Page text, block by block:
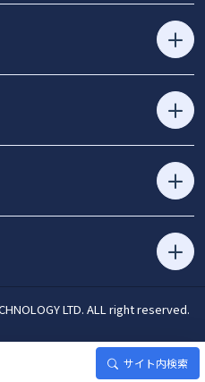
サイト内検索
LTD. ALL right reserved.